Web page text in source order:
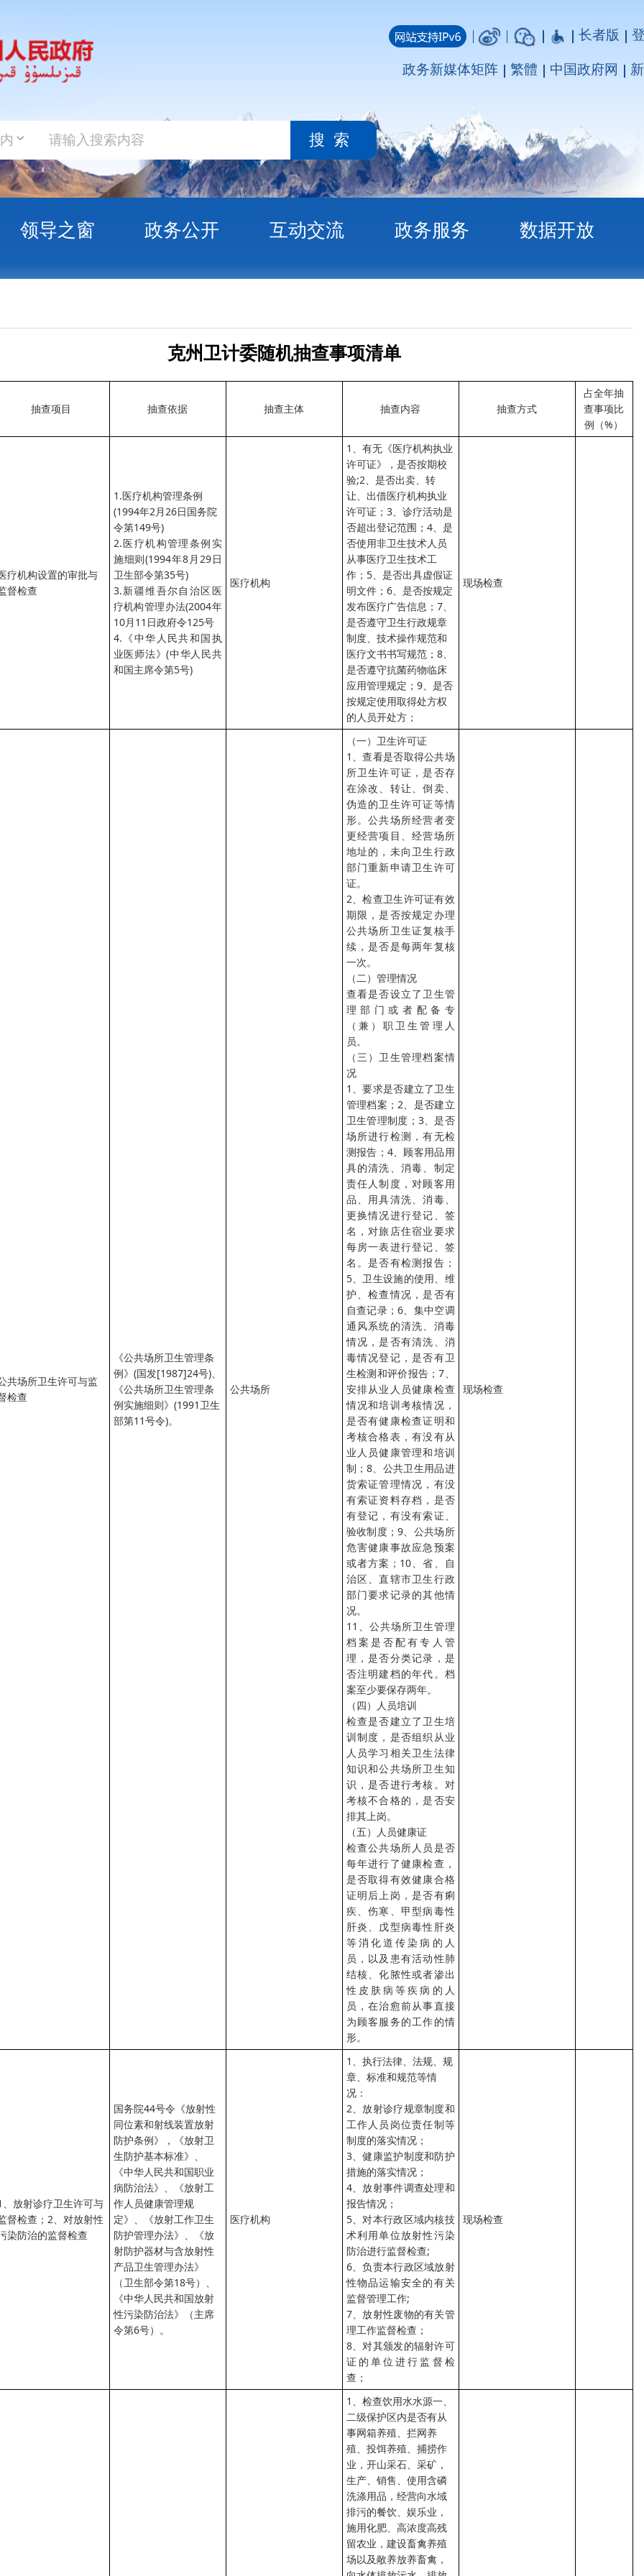
长者版 登录 注册
搜索
窗 政务公开 互动交流 政务服务 数据开放
克州卫计委随机抽查事项清单
抽查项目 抽查依据 抽查主体 抽查内容 抽查方式
占全年抽
查事项比
例（%）
疗机构设置的审批与
督检查
1.医疗机构管理条例
(1994年2月26日国务院
令第149号)
2.医疗机构管理条例实
施细则(1994年8月29日
卫生部令第35号)
3.新疆维吾尔自治区医
疗机构管理办法(2004年
10月11日政府令125号
4.《中华人民共和国执
业医师法》(中华人民共
和国主席令第5号)
医疗机构
1、有无《医疗机构执业
许可证》，是否按期校
验;2、是否出卖、转
让、出借医疗机构执业
许可证；3、诊疗活动是
否超出登记范围；4、是
否使用非卫生技术人员
从事医疗卫生技术工
作；5、是否出具虚假证
明文件；6、是否按规定
发布医疗广告信息；7、
是否遵守卫生行政规章
制度、技术操作规范和
医疗文书书写规范；8、
是否遵守抗菌药物临床
应用管理规定；9、是否
按规定使用取得处方权
的人员开处方；
现场检查
共场所卫生许可与监
检查
《公共场所卫生管理条
例》(国发[1987]24号)、
《公共场所卫生管理条
例实施细则》(1991卫生
部第11号令)。
公共场所
（一）卫生许可证
1、查看是否取得公共场
所卫生许可证，是否存
在涂改、转让、倒卖、
伪造的卫生许可证等情
形。公共场所经营者变
更经营项目、经营场所
地址的，未向卫生行政
部门重新申请卫生许可
证。
2、检查卫生许可证有效
期限，是否按规定办理
公共场所卫生证复核手
续，是否是每两年复核
一次。
（二）管理情况
查看是否设立了卫生管
理部门或者配备专
（兼）职卫生管理人
员。
（三）卫生管理档案情
况
1、要求是否建立了卫生
管理档案；2、是否建立
卫生管理制度；3、是否
场所进行检测，有无检
测报告；4、顾客用品用
具的清洗、消毒、制定
责任人制度，对顾客用
品、用具清洗、消毒、
更换情况进行登记、签
名，对旅店住宿业要求
每房一表进行登记、签
名。是否有检测报告；
5、卫生设施的使用、维
护、检查情况，是否有
自查记录；6、集中空调
通风系统的清洗、消毒
情况，是否有清洗、消
毒情况登记，是否有卫
生检测和评价报告；7、
安排从业人员健康检查
情况和培训考核情况，
是否有健康检查证明和
考核合格表，有没有从
业人员健康管理和培训
制；8、公共卫生用品进
货索证管理情况，有没
有索证资料存档，是否
有登记，有没有索证、
验收制度；9、公共场所
危害健康事故应急预案
或者方案；10、省、自
治区、直辖市卫生行政
部门要求记录的其他情
况。
11、公共场所卫生管理
档案是否配有专人管
理，是否分类记录，是
否注明建档的年代。档
案至少要保存两年。
（四）人员培训
检查是否建立了卫生培
训制度，是否组织从业
人员学习相关卫生法律
知识和公共场所卫生知
识，是否进行考核。对
考核不合格的，是否安
排其上岗。
（五）人员健康证
检查公共场所人员是否
每年进行了健康检查，
是否取得有效健康合格
证明后上岗，是否有痢
疾、伤寒、甲型病毒性
肝炎、戊型病毒性肝炎
等消化道传染病的人
员，以及患有活动性肺
结核、化脓性或者渗出
性皮肤病等疾病的人
员，在治愈前从事直接
为顾客服务的工作的情
形。
现场检查
、放射诊疗卫生许可与
督检查；2、对放射性
染防治的监督检查
国务院44号令《放射性
同位素和射线装置放射
防护条例》，《放射卫
生防护基本标准》、
《中华人民共和国职业
病防治法》、《放射工
作人员健康管理规
定》、《放射工作卫生
防护管理办法》、《放
射防护器材与含放射性
产品卫生管理办法》
（卫生部令第18号）、
《中华人民共和国放射
性污染防治法》（主席
令第6号）。
医疗机构
1、执行法律、法规、规
章、标准和规范等情
况：
2、放射诊疗规章制度和
工作人员岗位责任制等
制度的落实情况；
3、健康监护制度和防护
措施的落实情况；
4、放射事件调查处理和
报告情况；
5、对本行政区域内核技
术利用单位放射性污染
防治进行监督检查;
6、负责本行政区域放射
性物品运输安全的有关
监督管理工作;
7、放射性废物的有关管
理工作监督检查；
8、对其颁发的辐射许可
证的单位进行监督检
查；
现场检查
1、检查饮用水水源一、
二级保护区内是否有从
事网箱养殖、拦网养
殖、投饵养殖、捕捞作
业，开山采石、采矿，
生产、销售、使用含磷
洗涤用品，经营向水域
排污的餐饮、娱乐业，
施用化肥、高浓度高残
留农业，建设畜禽养殖
场以及敞养放养畜禽，